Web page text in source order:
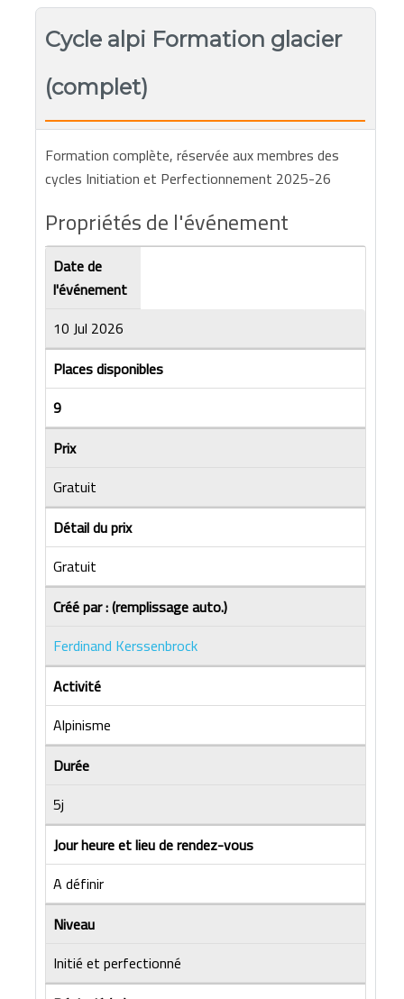
Cycle alpi Formation glacier
(complet)
Formation complète, réservée aux membres des
cycles Initiation et Perfectionnement 2025-26
Propriétés de l'événement
Date de
l'événement
10 Jul 2026
Places disponibles
9
Prix
Gratuit
Détail du prix
Gratuit
Créé par : (remplissage auto.)
Ferdinand Kerssenbrock
Activité
Alpinisme
Durée
5j
Jour heure et lieu de rendez-vous
A définir
Niveau
Initié et perfectionné